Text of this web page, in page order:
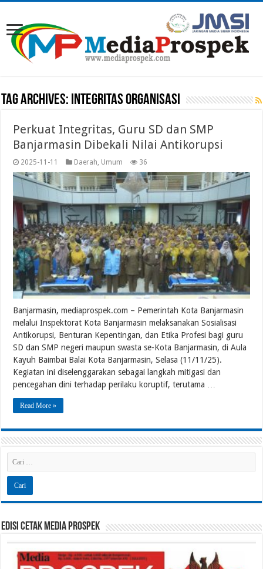
Tag Archives: INTEGRITAS ORGANISASI
Perkuat Integritas, Guru SD dan SMP
Banjarmasin Dibekali Nilai Antikorupsi
2025-11-11 Daerah, Umum 36
Banjarmasin, mediaprospek.com – Pemerintah Kota Banjarmasin
melalui Inspektorat Kota Banjarmasin melaksanakan Sosialisasi
Antikorupsi, Benturan Kepentingan, dan Etika Profesi bagi guru
SD dan SMP negeri maupun swasta se-Kota Banjarmasin, di Aula
Kayuh Baimbai Balai Kota Banjarmasin, Selasa (11/11/25).
Kegiatan ini diselenggarakan sebagai langkah mitigasi dan
pencegahan dini terhadap perilaku koruptif, terutama …
Read More »
Edisi Cetak Media Prospek